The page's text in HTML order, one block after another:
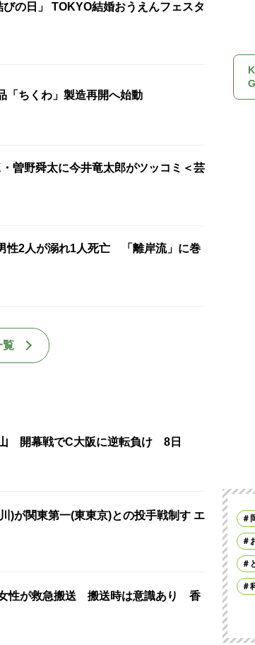
の日」 TOKYO結婚おうえんフェスタ
ちくわ」製造再開へ始動
曽野舜太に今井竜太郎がツッコミ＜芸
性2人が溺れ1人死亡 「離岸流」に巻
覧
山 開幕戦でC大阪に逆転負け 8日
)が関東第一(東東京)との投手戦制す エ
女性が救急搬送 搬送時は意識あり 香